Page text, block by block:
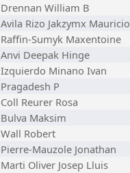
Drennan William B
Avila Rizo Jakzymx Mauricio
Raffin-Sumyk Maxentoine
Anvi Deepak Hinge
Izquierdo Minano Ivan
Pragadesh P
Coll Reurer Rosa
Bulva Maksim
Wall Robert
Pierre-Mauzole Jonathan
Marti Oliver Josep Lluis